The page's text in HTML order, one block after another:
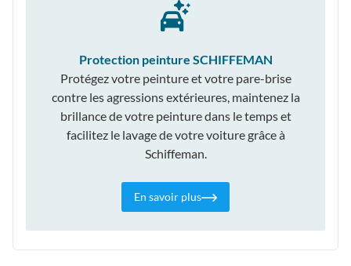
Protection peinture SCHIFFEMAN
Protégez votre peinture et votre pare-brise
contre les agressions extérieures, maintenez la
brillance de votre peinture dans le temps et
facilitez le lavage de votre voiture grâce à
Schiffeman.
En savoir plus